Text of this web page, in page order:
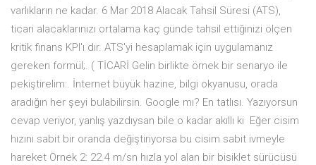
varlıkların ne kadar. 6 Mar 2018 Alacak Tahsil Süresi (ATS),
ticari alacaklarınızı ortalama kaç günde tahsil ettiğinizi ölçen
kritik finans KPI'ı dır. ATS'yi hesaplamak için uygulamanız
gereken formül;. ( TİCARİ Gelin birlikte örnek bir senaryo ile
pekiştirelim:. İnternet büyük hazine, bilgi okyanusu, orada
aradığın her şeyi bulabilirsin. Google mı? En tatlısı. Yazıyorsun
cevap veriyor, yanlış yazdıysan bile o kadar akıllı ki Eğer cisim
hızını sabit bir oranda değiştiriyorsa bu cisim sabit ivmeyle
hareket Örnek 2: 22.4 m/sn hızla yol alan bir bisiklet sürücüsü